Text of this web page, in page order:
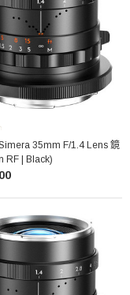
35mm F/1.4 Lens 鏡
RF | Black)